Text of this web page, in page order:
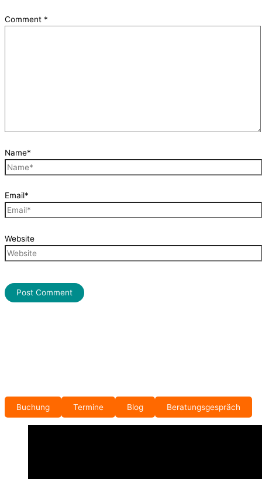
Buchung Termine Blog Beratungsgespräch
Comment *
Name*
Email*
Website